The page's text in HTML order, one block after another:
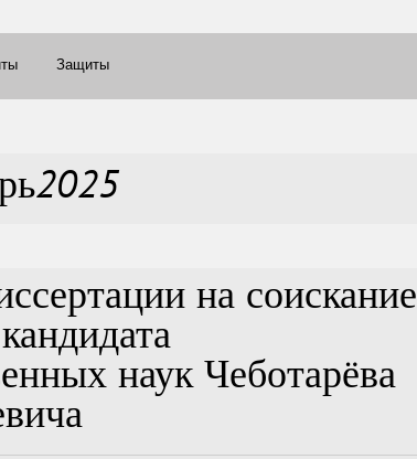
Защиты
на соискание
наук Чеботарёва